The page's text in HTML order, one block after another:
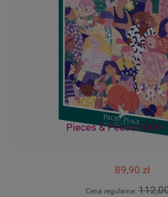
Pieces & Peace 1000
89,90 zł
Cena regularna: